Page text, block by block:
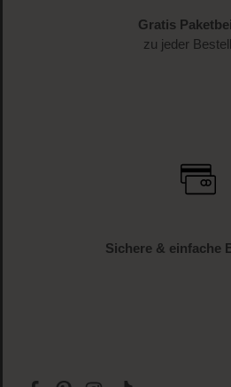
Gratis
zu jeder
Sichere & einfache